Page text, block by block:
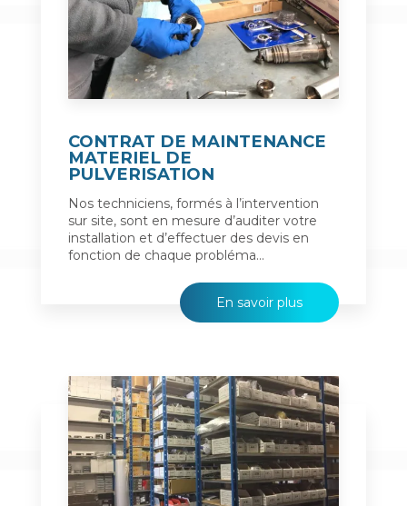
CONTRAT DE MAINTENANCE
MATERIEL DE
PULVERISATION
Nos techniciens, formés à l’intervention
sur site, sont en mesure d’auditer votre
installation et d’effectuer des devis en
fonction de chaque probléma...
En savoir plus